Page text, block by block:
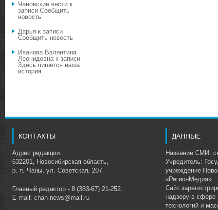
Чановские вести к
записи Сообщить
новость
Дарья к записи
Сообщить новость
Иванова Валентина
Леонидовнак записи
Здесь пишется наша
история
КОНТАКТЫ
Адрес редакции:
632201, Новосибирская область,
р. п. Чаны, ул. Советская, 207
Главный редактор - 8 (383-67) 21-252.
E-mail: chan-news@mail.ru
ДАННЫЕ
Название СМИ:
Учредитель:
учреждение
«РегионМедиа».
Сайт
надзору в
технологий и